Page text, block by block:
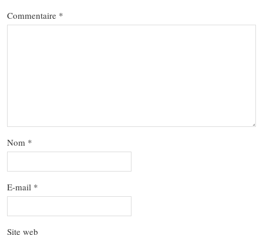
Commentaire *
Nom *
E-mail *
Site web